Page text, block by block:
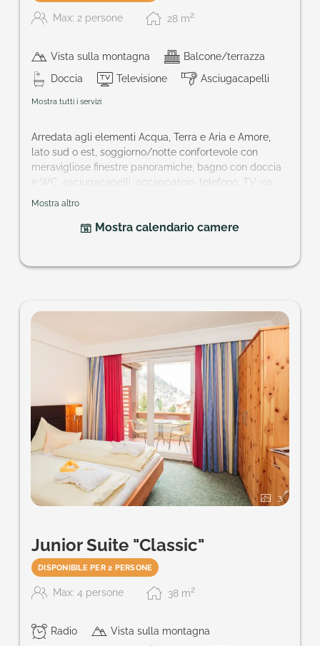
Max: 2 persone 28 m2
Vista sulla montagna
Balcone/terrazza
Doccia
Televisione Asciugacapelli
Mostra tutti i servizi
Arredata agli elementi Acqua, Terra e Aria e Amore,
lato sud o est, soggiorno/notte confortevole con
meravigliose finestre panoramiche, bagno con doccia
e WC, asciugacapelli, accappatoio, telefono, TV via
cavo, in parte minibar, cassetta di sicurezza, balcone.
Mostra altro
Mostra calendario camere
3
Junior Suite "Classic"
DISPONIBILE PER 2 PERSONE
Max: 4 persone 38 m2
Radio
Vista sulla montagna